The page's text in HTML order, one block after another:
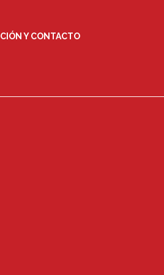
Y CONTACTO